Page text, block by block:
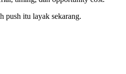
push itu layak sekarang.